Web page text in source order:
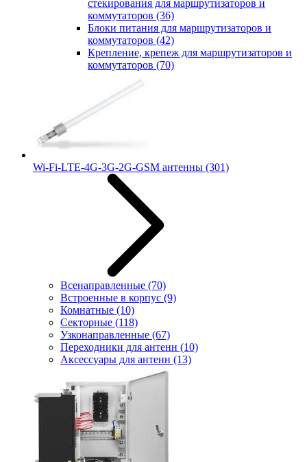
стекирования для маршрутизаторов и
коммутаторов (36)
Блоки питания для маршрутизаторов и
коммутаторов (42)
Крепление, крепеж для маршрутизаторов и
коммутаторов (70)
Wi-Fi-LTE-4G-3G-2G-GSM антенны (301)
Всенаправленные (70)
Встроенные в корпус (9)
Комнатные (10)
Секторные (118)
Узконаправленные (67)
Переходники для антенн (10)
Аксессуары для антенн (13)